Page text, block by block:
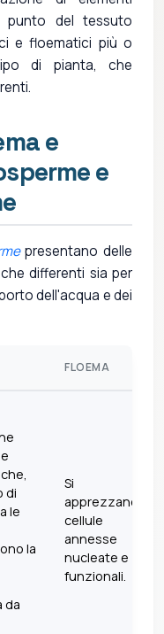
punto del tessuto
e floematici più o
di pianta, che
e
e
presentano delle
differenti sia per
dell'acqua e dei
FLOEMA
di
le
la
da
Si
apprezzano
cellule
annesse
nucleate e
funzionali.